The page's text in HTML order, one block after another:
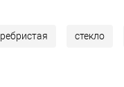
стекло